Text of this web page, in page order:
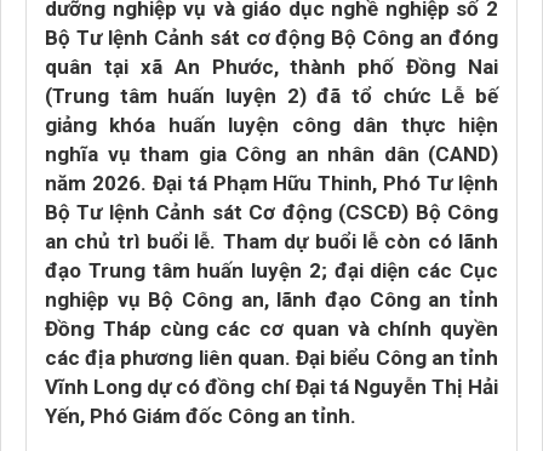
dưỡng nghiệp vụ và giáo dục nghề nghiệp số 2
Bộ Tư lệnh Cảnh sát cơ động Bộ Công an đóng
quân tại xã An Phước, thành phố Đồng Nai
(Trung tâm huấn luyện 2) đã tổ chức Lễ bế
giảng khóa huấn luyện công dân thực hiện
nghĩa vụ tham gia Công an nhân dân (CAND)
năm 2026. Đại tá Phạm Hữu Thinh, Phó Tư lệnh
Bộ Tư lệnh Cảnh sát Cơ động (CSCĐ) Bộ Công
an chủ trì buổi lễ. Tham dự buổi lễ còn có lãnh
đạo Trung tâm huấn luyện 2; đại diện các Cục
nghiệp vụ Bộ Công an, lãnh đạo Công an tỉnh
Đồng Tháp cùng các cơ quan và chính quyền
các địa phương liên quan. Đại biểu Công an tỉnh
Vĩnh Long dự có đồng chí Đại tá Nguyễn Thị Hải
Yến, Phó Giám đốc Công an tỉnh.